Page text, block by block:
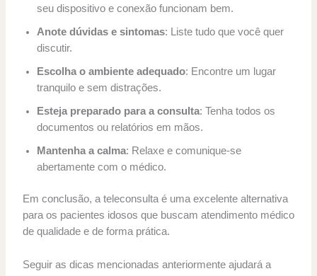
seu dispositivo e conexão funcionam bem.
Anote dúvidas e sintomas: Liste tudo que você quer
discutir.
Escolha o ambiente adequado: Encontre um lugar
tranquilo e sem distrações.
Esteja preparado para a consulta: Tenha todos os
documentos ou relatórios em mãos.
Mantenha a calma: Relaxe e comunique-se
abertamente com o médico.
Em conclusão, a teleconsulta é uma excelente alternativa
para os pacientes idosos que buscam atendimento médico
de qualidade e de forma prática.
Seguir as dicas mencionadas anteriormente ajudará a